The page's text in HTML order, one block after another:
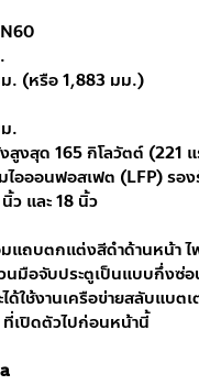
. (หรือ 1,883 มม.)
.
สูงสุด 165 กิโลวัตต์ (221
อออนฟอสเฟต (LFP) รอ
และ 18 นิ้ว
แถบตกแต่งสีดำด้านหน้า
วนมือจับประตูเป็นแบบกึ่ง
ด้ใช้งานเครือข่ายสลับแบต
เปิดตัวไปก่อนหน้านี้